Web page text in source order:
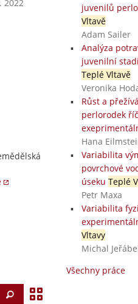
2022
juvenilů
Vltavě
Adam Sailer
Analýza
juvenilní
Teplé Vltavě
Veronika
Růst a
perlorodek
Hana
Variabilita
povrchové
úseku Teplé
Petr Maxa
Variabilita
Vltavy
Michal
Všechny práce
Vyhledat